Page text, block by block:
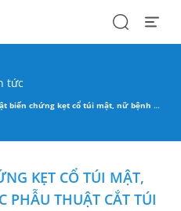
SearchOpen
tức
cổ túi mật, nữ bệnh nhân được phẫu thuật cắt túi mật thành công tại Bệnh viện Đa khoa MEDLATEC
KẸT CỔ TÚI MẬT,
THUẬT CẮT TÚI